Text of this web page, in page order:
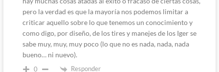
pero la verdad es que la mayoría nos podemos limitar a
criticar aquello sobre lo que tenemos un conocimiento y
como digo, por diseño, de los tires y manejes de los Iger se
sabe muy, muy, muy poco (lo que no es nada, nada, nada
bueno… ni nuevo).
0 Responder